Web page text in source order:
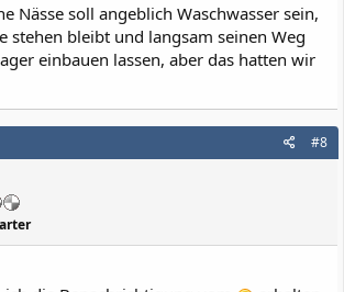
Nässe soll angeblich Waschwasser sein,
stehen bleibt und langsam seinen Weg
einbauen lassen, aber das hatten wir
#8